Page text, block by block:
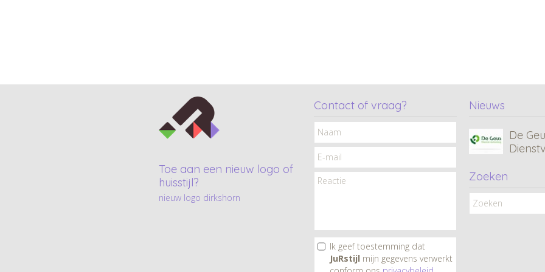
Toe aan een nieuw logo of
huisstijl?
nieuw logo dirkshorn
Contact of vraag?
Ik geef toestemming dat
JuRstijl mijn gegevens verwerkt
Nieuws
De
Zoeken